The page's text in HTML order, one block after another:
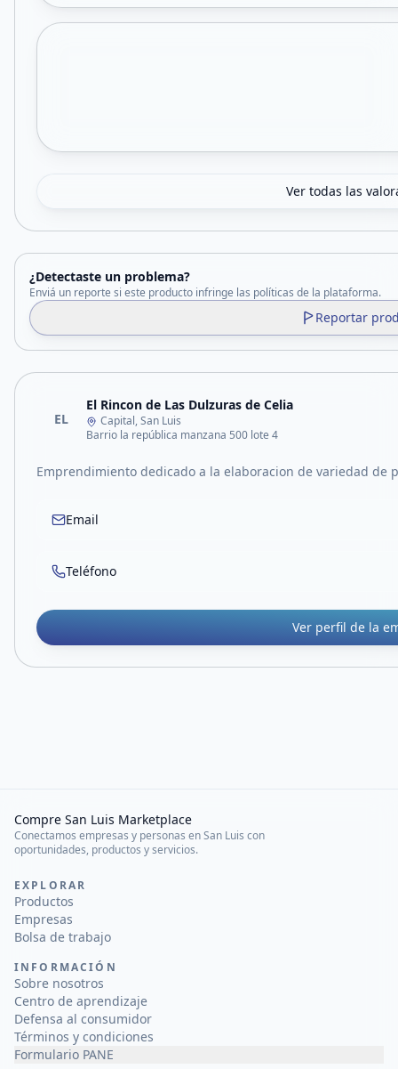
Ver todas las
¿Detectaste un problema?
Enviá un reporte si este producto infringe las políticas de la plataforma.
Reportar
EL
El Rincon de Las Dulzuras de Celia
Capital, San Luis
Barrio la república manzana 500 lote 4
Emprendimiento dedicado a la elaboracion de variedad de
Email
Teléfono
Ver perfil de la
Compre San Luis Marketplace
Conectamos empresas y personas en San Luis con
oportunidades, productos y servicios.
EXPLORAR
Productos
Empresas
Bolsa de trabajo
INFORMACIÓN
Sobre nosotros
Centro de aprendizaje
Defensa al consumidor
Términos y condiciones
Formulario PANE